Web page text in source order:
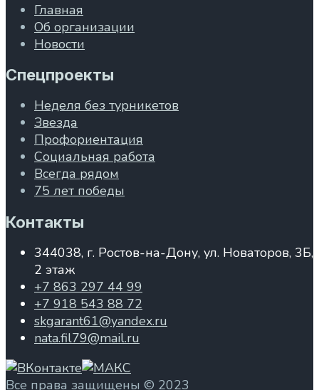
Главная
Об организации
Новости
Спецпроекты
Неделя без турникетов
Звезда
Профориентация
Социальная работа
Всегда рядом
75 лет победы
Контакты
344038, г. Ростов-на-Дону, ул. Новаторов, 3Б,
2 этаж
+7 863 297 44 99
+7 918 543 88 72
skgarant61@yandex.ru
nata.fil79@mail.ru
Все права защищены © 2023